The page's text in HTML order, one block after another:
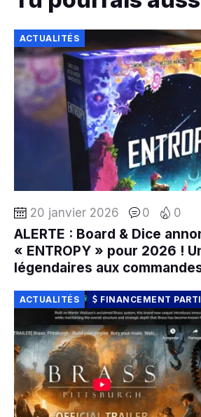
ACTUALITÉS
20 janvier 2026 0 0
ALERTE : Board & Dice
« ENTROPY » pour 2026 !
légendaires aux
ACTUALITÉS FINANCEMENT